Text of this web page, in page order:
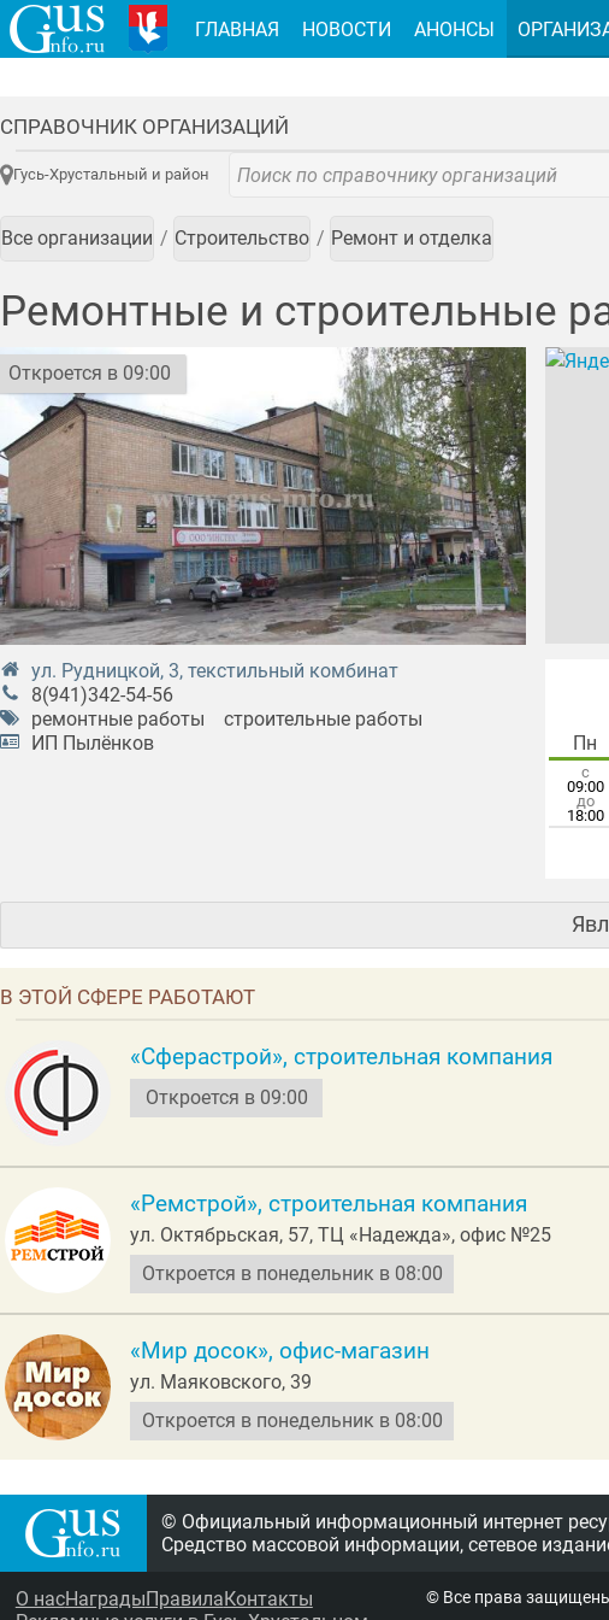
СПРАВОЧНИК ОРГАНИЗАЦИЙ
Гусь-Хрустальный и район
Все организации Строительство Ремонт и отделка
Ремонтные и строительные
Откроется в 09:00
ул. Рудницкой, 3, текстильный комбинат
8(941)342-54-56
ремонтные работы
строительные работы
ИП Пылёнков
Пн
с
09:00
до
18:00
В ЭТОЙ СФЕРЕ РАБОТАЮТ
«Сферастрой», строительная компания
Откроется в 09:00
«Ремстрой», строительная компания
ул. Октябрьская, 57, ТЦ «Надежда», офис №25
Откроется в понедельник в 08:00
«Мир досок», офис-магазин
ул. Маяковского, 39
Откроется в понедельник в 08:00
ГЛАВНАЯ НОВОСТИ АНОНСЫ
© Официальный информационный интернет
Средство массовой информации, сетевое
О насНаградыПравилаКонтакты
© Все права